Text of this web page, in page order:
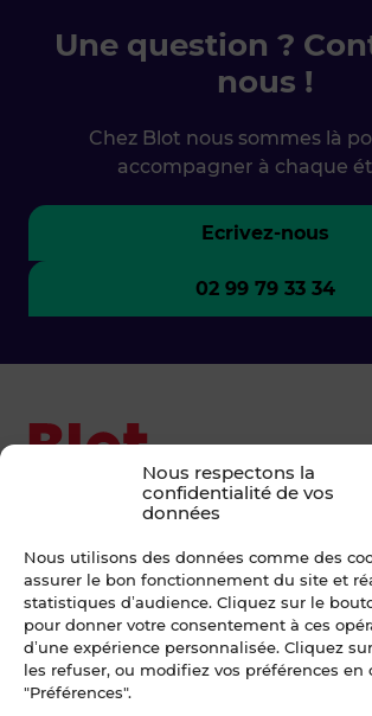
Nous respectons la
confidentialité de vos
données
Nous utilisons des données comme des
assurer le bon fonctionnement du site et
statistiques d’audience. Cliquez sur le
pour donner votre consentement à ces
d’une expérience personnalisée. Cliquez
les refuser, ou modifiez vos préférences en
"Préférences".
Une question ?
nous !
Chez Blot nous sommes là
accompagner à chaque
Ecrivez-nous
02 99 79 33 34
© Blot 2026
NAVIGATION
Vendre